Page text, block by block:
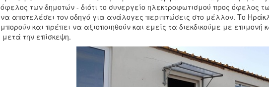
όφελος των δημοτών - διότι το συνεργείο ηλεκτροφωτισμού προς όφελος
να αποτελέσει τον οδηγό για ανάλογες περιπτώσεις στο μέλλον. Το
μπορούν και πρέπει να αξιοποιηθούν και εμείς τα διεκδικούμε με
μετά την επίσκεψη.